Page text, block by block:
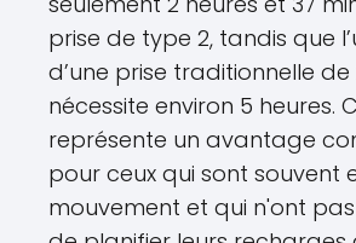
prise de type 2, tandis que
d’une prise traditionnelle de
nécessite environ 5 heures.
représente un avantage
pour ceux qui sont souvent
mouvement et qui n'ont